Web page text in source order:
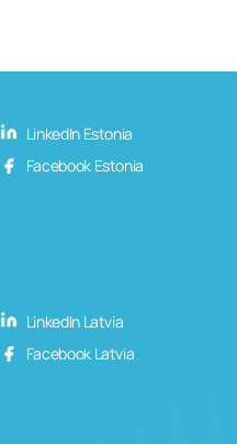
LinkedIn Estonia
Facebook Estonia
LinkedIn Latvia
Facebook Latvia